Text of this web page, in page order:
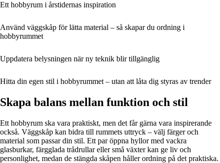
Ett hobbyrum i årstidernas inspiration
Använd väggskåp för lätta material – så skapar du ordning i
hobbyrummet
Uppdatera belysningen när ny teknik blir tillgänglig
Hitta din egen stil i hobbyrummet – utan att låta dig styras av trender
Skapa balans mellan funktion och stil
Ett hobbyrum ska vara praktiskt, men det får gärna vara inspirerande
också. Väggskåp kan bidra till rummets uttryck – välj färger och
material som passar din stil. Ett par öppna hyllor med vackra
glasburkar, färgglada trådrullar eller små växter kan ge liv och
personlighet, medan de stängda skåpen håller ordning på det praktiska.